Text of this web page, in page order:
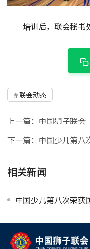
培训后，联会秘书
联会动态
上一篇： 中国狮子联会
下一篇： 中国少儿第八次
相关新闻
中国少儿第八次荣获国